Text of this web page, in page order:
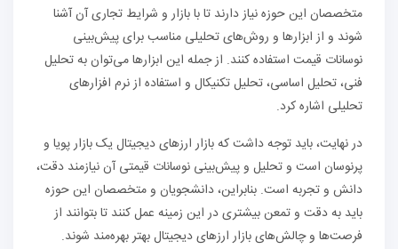
متخصصان این حوزه نیاز دارند تا با بازار و شرایط تجاری آن آشنا
شوند و از ابزارها و روش‌های تحلیلی مناسب برای پیش‌بینی
نوسانات قیمت استفاده کنند. از جمله این ابزارها می‌توان به تحلیل
فنی، تحلیل اساسی، تحلیل تکنیکال و استفاده از نرم افزارهای
تحلیلی اشاره کرد.
در نهایت، باید توجه داشت که بازار ارزهای دیجیتال یک بازار پویا و
پرنوسان است و تحلیل و پیش‌بینی نوسانات قیمتی آن نیازمند دقت،
دانش و تجربه است. بنابراین، دانشجویان و متخصصان این حوزه
باید به دقت و تمعن بیشتری در این زمینه عمل کنند تا بتوانند از
فرصت‌ها و چالش‌های بازار ارزهای دیجیتال بهتر بهره‌مند شوند.